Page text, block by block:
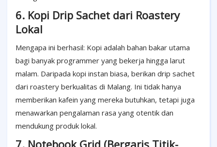
6. Kopi Drip Sachet dari Roastery
Lokal
Mengapa ini berhasil: Kopi adalah bahan bakar utama
bagi banyak programmer yang bekerja hingga larut
malam. Daripada kopi instan biasa, berikan drip sachet
dari roastery berkualitas di Malang. Ini tidak hanya
memberikan kafein yang mereka butuhkan, tetapi juga
menawarkan pengalaman rasa yang otentik dan
mendukung produk lokal.
7. Notebook Grid (Bergaris Titik-